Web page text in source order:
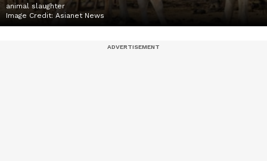
animal slaughter
Image Credit: Asianet News